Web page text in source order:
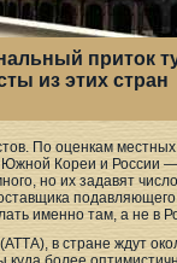
приток
из этих стран
По оценкам
Кореи и России —
но их задавят
именно там, а не в
в стране ждут